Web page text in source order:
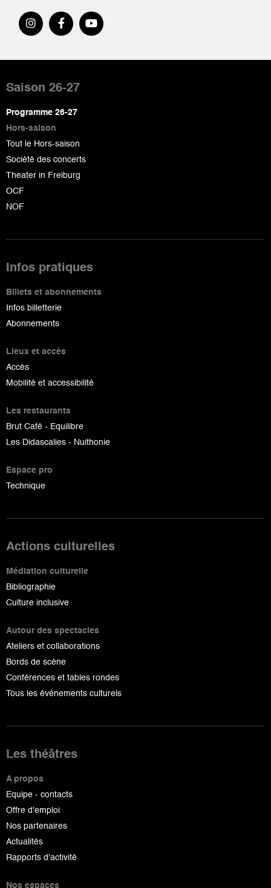
de
page
Saison 26-27
Programme 26-27
Hors-saison
Tout le Hors-saison
Société des concerts
Theater in Freiburg
OCF
NOF
Infos pratiques
Billets et abonnements
Infos billetterie
Abonnements
Lieux et accès
Accès
Mobilité et accessibilité
Les restaurants
Brut Café - Equilibre
Les Didascalies - Nuithonie
Espace pro
Technique
Actions culturelles
Médiation culturelle
Bibliographie
Culture inclusive
Autour des spectacles
Ateliers et collaborations
Bords de scène
Conférences et tables rondes
Tous les événements culturels
Les théâtres
A propos
Equipe - contacts
Offre d'emploi
Nos partenaires
Actualités
Rapports d'activité
Nos espaces